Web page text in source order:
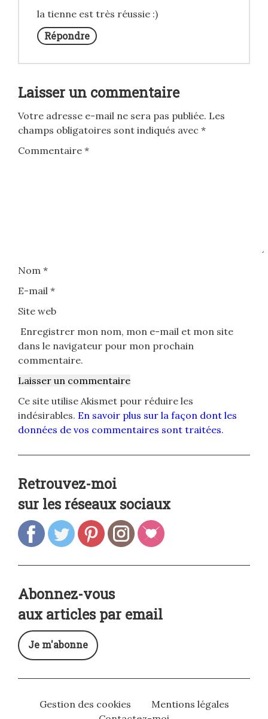
la tienne est très réussie :)
Répondre
Laisser un commentaire
Votre adresse e-mail ne sera pas publiée. Les
champs obligatoires sont indiqués avec *
Commentaire *
Nom *
E-mail *
Site web
Enregistrer mon nom, mon e-mail et mon site
dans le navigateur pour mon prochain
commentaire.
Ce site utilise Akismet pour réduire les
indésirables. En savoir plus sur la façon dont les
données de vos commentaires sont traitées.
Retrouvez-moi
sur les réseaux sociaux
Abonnez-vous
aux articles par email
Je m'abonne
Gestion des cookies
Mentions légales